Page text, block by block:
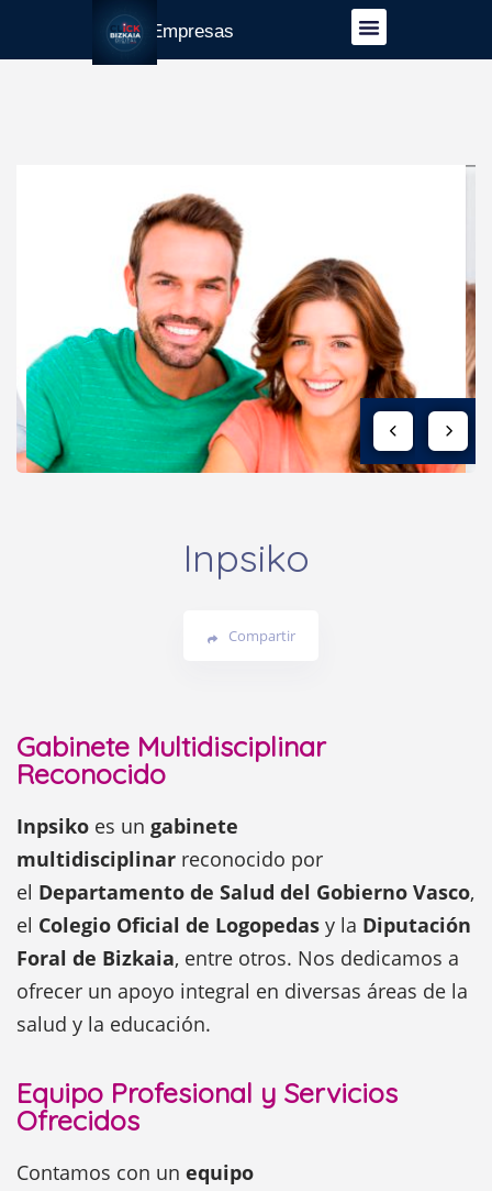
Guía Empresas
Inpsiko
Compartir
Gabinete Multidisciplinar
Reconocido
Inpsiko es un gabinete
multidisciplinar reconocido por
el Departamento de Salud del Gobierno Vasco,
el Colegio Oficial de Logopedas y la Diputación
Foral de Bizkaia, entre otros. Nos dedicamos a
ofrecer un apoyo integral en diversas áreas de la
salud y la educación.
Equipo Profesional y Servicios
Ofrecidos
Contamos con un equipo